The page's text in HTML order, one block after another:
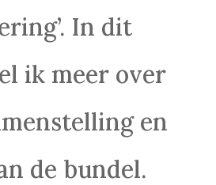
In dit
ik meer over
en
de bundel.